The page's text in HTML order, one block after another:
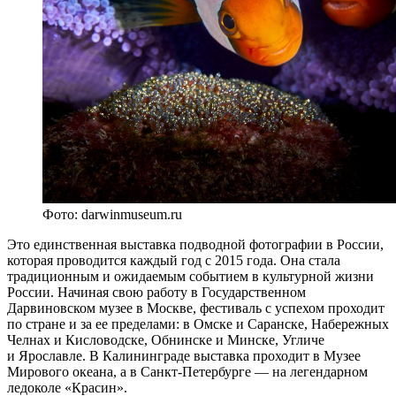
Фото: darwinmuseum.ru
Это единственная выставка подводной фотографии в России,
которая проводится каждый год с 2015 года. Она стала
традиционным и ожидаемым событием в культурной жизни
России. Начиная свою работу в Государственном
Дарвиновском музее в Москве, фестиваль с успехом проходит
по стране и за ее пределами: в Омске и Саранске, Набережных
Челнах и Кисловодске, Обнинске и Минске, Угличе
и Ярославле. В Калининграде выставка проходит в Музее
Мирового океана, а в Санкт-Петербурге — на легендарном
ледоколе «Красин».